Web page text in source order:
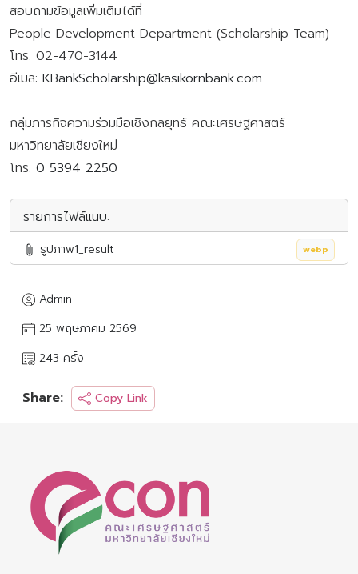
สอบถามข้อมูลเพิ่มเติมได้ที่
People Development Department (Scholarship Team)
โทร. 02-470-3144
อีเมล: KBankScholarship@kasikornbank.com
กลุ่มภารกิจความร่วมมือเชิงกลยุทธ์ คณะเศรษฐศาสตร์
มหาวิทยาลัยเชียงใหม่
โทร. 0 5394 2250
รายการไฟล์แนบ:
รูปภาพ1_result webp
Admin
25 พฤษภาคม 2569
243 ครั้ง
Share: Copy Link